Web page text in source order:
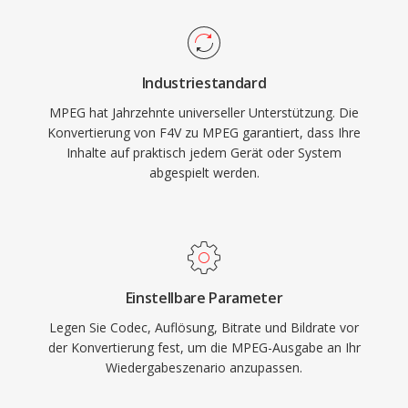
CD-Format ermöglichte, das digitales Video in
den frühen 1990er Jahren zu den Verbrauchern
brachte. Die Audiokomponente, insbesondere
Layer III (MP3), wurde zum einflussreichsten
Audioformat der Geschichte. Die I/P/B-Frame-
Struktur, der Bewegungsschätzungsansatz und
bedeutende Videocodec seitdem folgt — von
MPEG-2 über H.264 und darüber hinaus.
Obwohl in der Kompressionseffizienz längst
überholt, wird MPEG-1 von praktisch jeder
Mediensoftware weiterhin unterstützt.
Industriestandard
MPEG hat Jahrzehnte universeller Unterstützung. Die
Konvertierung von F4V zu MPEG garantiert, dass Ihre
Inhalte auf praktisch jedem Gerät oder System
abgespielt werden.
Einstellbare Parameter
Legen Sie Codec, Auflösung, Bitrate und Bildrate vor
der Konvertierung fest, um die MPEG-Ausgabe an Ihr
Wiedergabeszenario anzupassen.